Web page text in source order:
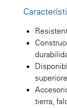
tierra,